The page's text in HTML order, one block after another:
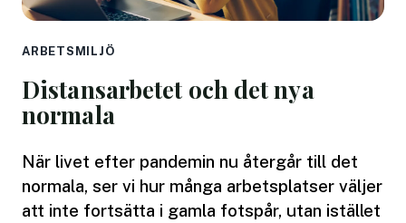
ARBETSMILJÖ
Distansarbetet och det nya
normala
När livet efter pandemin nu återgår till det
normala, ser vi hur många arbetsplatser väljer
att inte fortsätta i gamla fotspår, utan istället